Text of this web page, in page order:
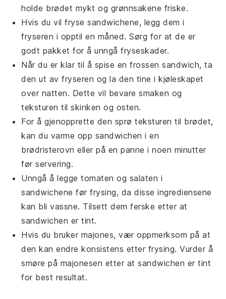
holde brødet mykt og grønnsakene friske.
Hvis du vil fryse sandwichene, legg dem i
fryseren i opptil en måned. Sørg for at de er
godt pakket for å unngå fryseskader.
Når du er klar til å spise en frossen sandwich, ta
den ut av fryseren og la den tine i kjøleskapet
over natten. Dette vil bevare smaken og
teksturen tilskinken og osten.
For å gjenopprette den sprø teksturen til brødet,
kan du varme opp sandwichen i en
brødristerovn eller på en panne i noen minutter
før servering.
Unngå å leggetomaten og salaten i
sandwichene før frysing, da disse ingrediensene
kan bli vassne. Tilsett dem ferske etter at
sandwichen er tint.
Hvis du bruker majones, vær oppmerksom på at
den kan endre konsistens etter frysing. Vurder å
smøre på majonesen etter at sandwichen er tint
for best resultat.